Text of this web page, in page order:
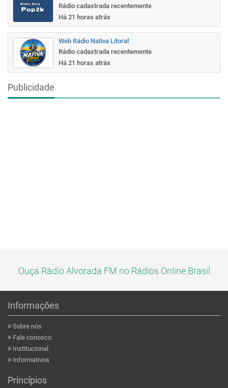
Rádio cadastrada recentemente
Há 21 horas atrás
Web Rádio Nativa Litoral
Rádio cadastrada recentemente
Há 21 horas atrás
Publicidade
Ouça Rádio Alvorada FM no Rádios Online Brasil
Informações
Sobre nós
Fale conosco
Institucional
Informativos
Princípios